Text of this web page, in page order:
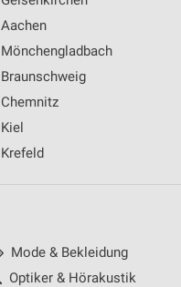
Aachen
Mönchengladbach
Braunschweig
Chemnitz
Kiel
Krefeld
Mode & Bekleidung
Optiker & Hörakustik